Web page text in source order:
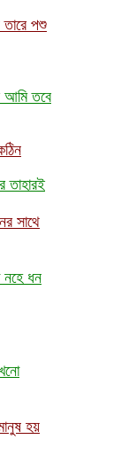
তারে পশু
আমি তবে
তাহারই
সাথে
নহে ধন
হয়